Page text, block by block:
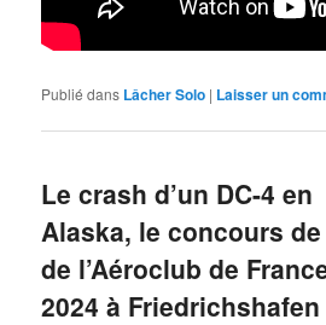
Publié dans Lâcher Solo | Laisser un
Le crash d’un DC-4 en
Alaska, le concours
de l’Aéroclub de
2024 à Friedrichshafen